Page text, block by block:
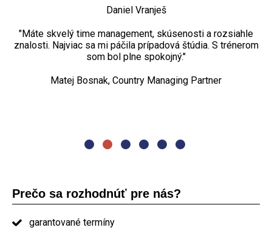
„Ostatným určite odporúčam. Pre mňa bola skvelá nielen
reálnych projektov vďaka skúsenostiam trénera.“
Petr Turovský, Project manager
„Najviac sa mi páčila organizácia kurzu. Naozaj dobré
Daniel Vranješ
"Máte skvelý time management, skúsenosti a rozsiahle
znalosti. Najviac sa mi páčila prípadová štúdia. S trénerom
som bol plne spokojný."
Matej Bosnak, Country Managing Partner
ACP
„Najviac sa mi páčili praktické cvičenia, diskusia. Kurz
projektového riadenia bol dostačujúci rozsahom aj
spôsobom, nemenila by som ho."
Oľga Pašmíková, project manager
Tomáš Langer, B2B consultant
Prečo sa rozhodnúť pre nás?
garantované termíny